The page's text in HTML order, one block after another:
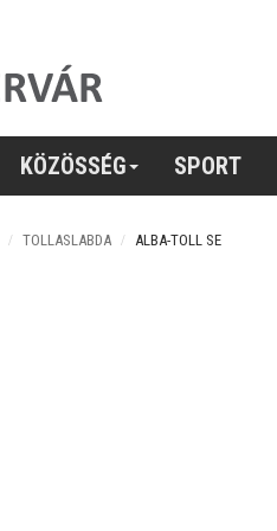
KÖZÖSSÉG SPORT
TOLLASLABDA ALBA-TOLL SE